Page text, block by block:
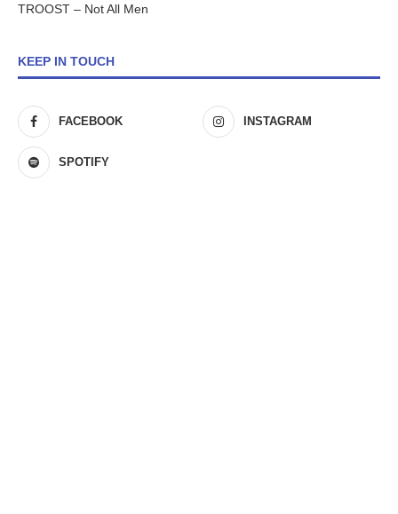
TROOST – Not All Men
KEEP IN TOUCH
FACEBOOK INSTAGRAM
SPOTIFY